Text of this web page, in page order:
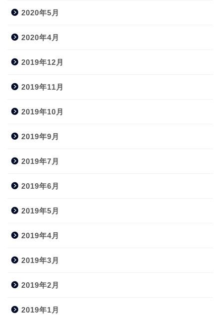
2020年5月
2020年4月
2019年12月
2019年11月
2019年10月
2019年9月
2019年7月
2019年6月
2019年5月
2019年4月
2019年3月
2019年2月
2019年1月